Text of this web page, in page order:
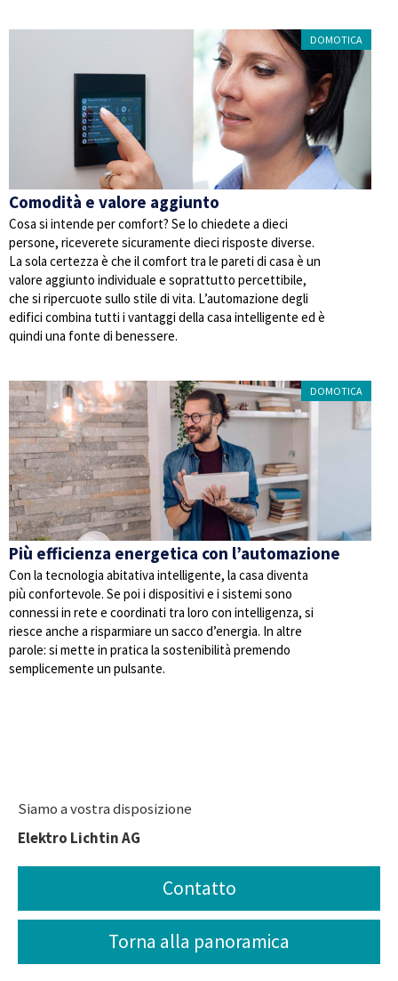
DOMOTICA
Comodità e valore aggiunto
Cosa si intende per comfort? Se lo chiedete a dieci
persone, riceverete sicuramente dieci risposte diverse.
La sola certezza è che il comfort tra le pareti di casa è un
valore aggiunto individuale e soprattutto percettibile,
che si ripercuote sullo stile di vita. L’automazione degli
edifici combina tutti i vantaggi della casa intelligente ed è
quindi una fonte di benessere.
DOMOTICA
Più efficienza energetica con l’automazione
Con la tecnologia abitativa intelligente, la casa diventa
più confortevole. Se poi i dispositivi e i sistemi sono
connessi in rete e coordinati tra loro con intelligenza, si
riesce anche a risparmiare un sacco d’energia. In altre
parole: si mette in pratica la sostenibilità premendo
semplicemente un pulsante.
Siamo a vostra disposizione
Elektro Lichtin AG
Contatto
Torna alla panoramica